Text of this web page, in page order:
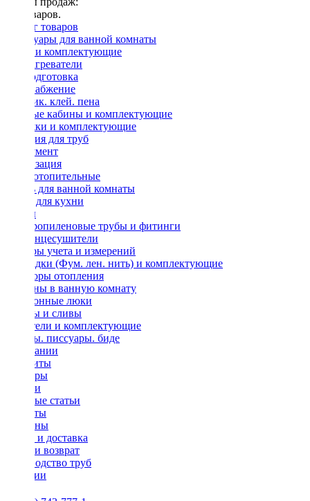
Нет товаров.
Каталог товаров
Аксессуары для ванной комнаты
Ванны и комплектующие
Водонагреватели
Водоподготовка
Водоснабжение
Герметик. клей. пена
Душевые кабины и комплектующие
Задвижки и комплектующие
Изоляция для труб
Инструмент
Канализация
Котлы отопительные
Мебель для ванной комнаты
Мойки для кухни
Насосы
Полипропиленовые трубы и фитинги
Полотенцесушители
Приборы учета и измерений
Прокладки (Фум. лен. нить) и комплектующие
Радиаторы отопления
Раковины в ванную комнату
Ревизионные люки
Сифоны и сливы
Смесители и комплектующие
Унитазы. писсуары. биде
О компании
Реквизиты
Партнеры
Новости
Полезные статьи
Контакты
Магазины
Оплата и доставка
Обмен и возврат
Производство труб
Вакансии